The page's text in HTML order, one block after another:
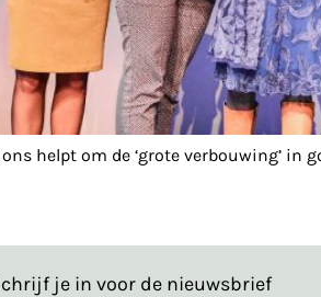
helpt om de ‘grote verbouwing’ in
je in voor de nieuwsbrief